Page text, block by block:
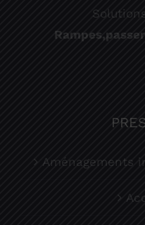
Rampes,
Aménagements